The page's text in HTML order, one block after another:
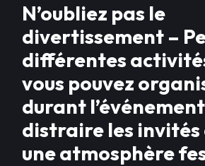
N’oubliez pas le
divertissement –
différentes
vous pouvez
durant
distraire les invités
une atmosphère